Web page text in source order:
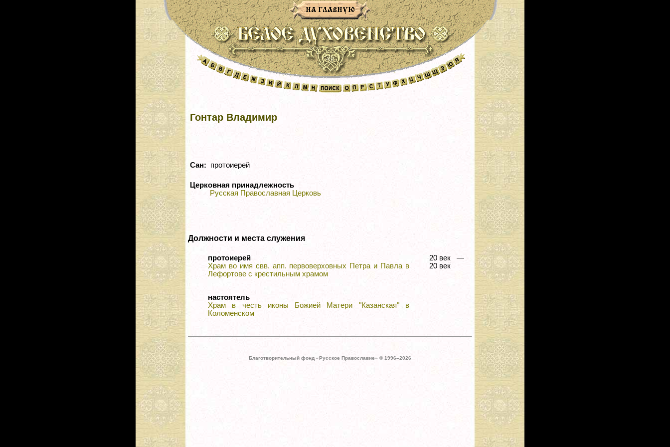
Гонтар Владимир
Сан: протоиерей
Церковная принадлежность
Русская Православная Церковь
Должности и места служения
протоиерей
Храм во имя свв. апп. первоверховных Петра и Павла в
Лефортове с крестильным храмом
20 век —
20 век
настоятель
Храм в честь иконы Божией Матери "Казанская" в
Коломенском
Благотворительный фонд «Русское Православие» © 1996–2026